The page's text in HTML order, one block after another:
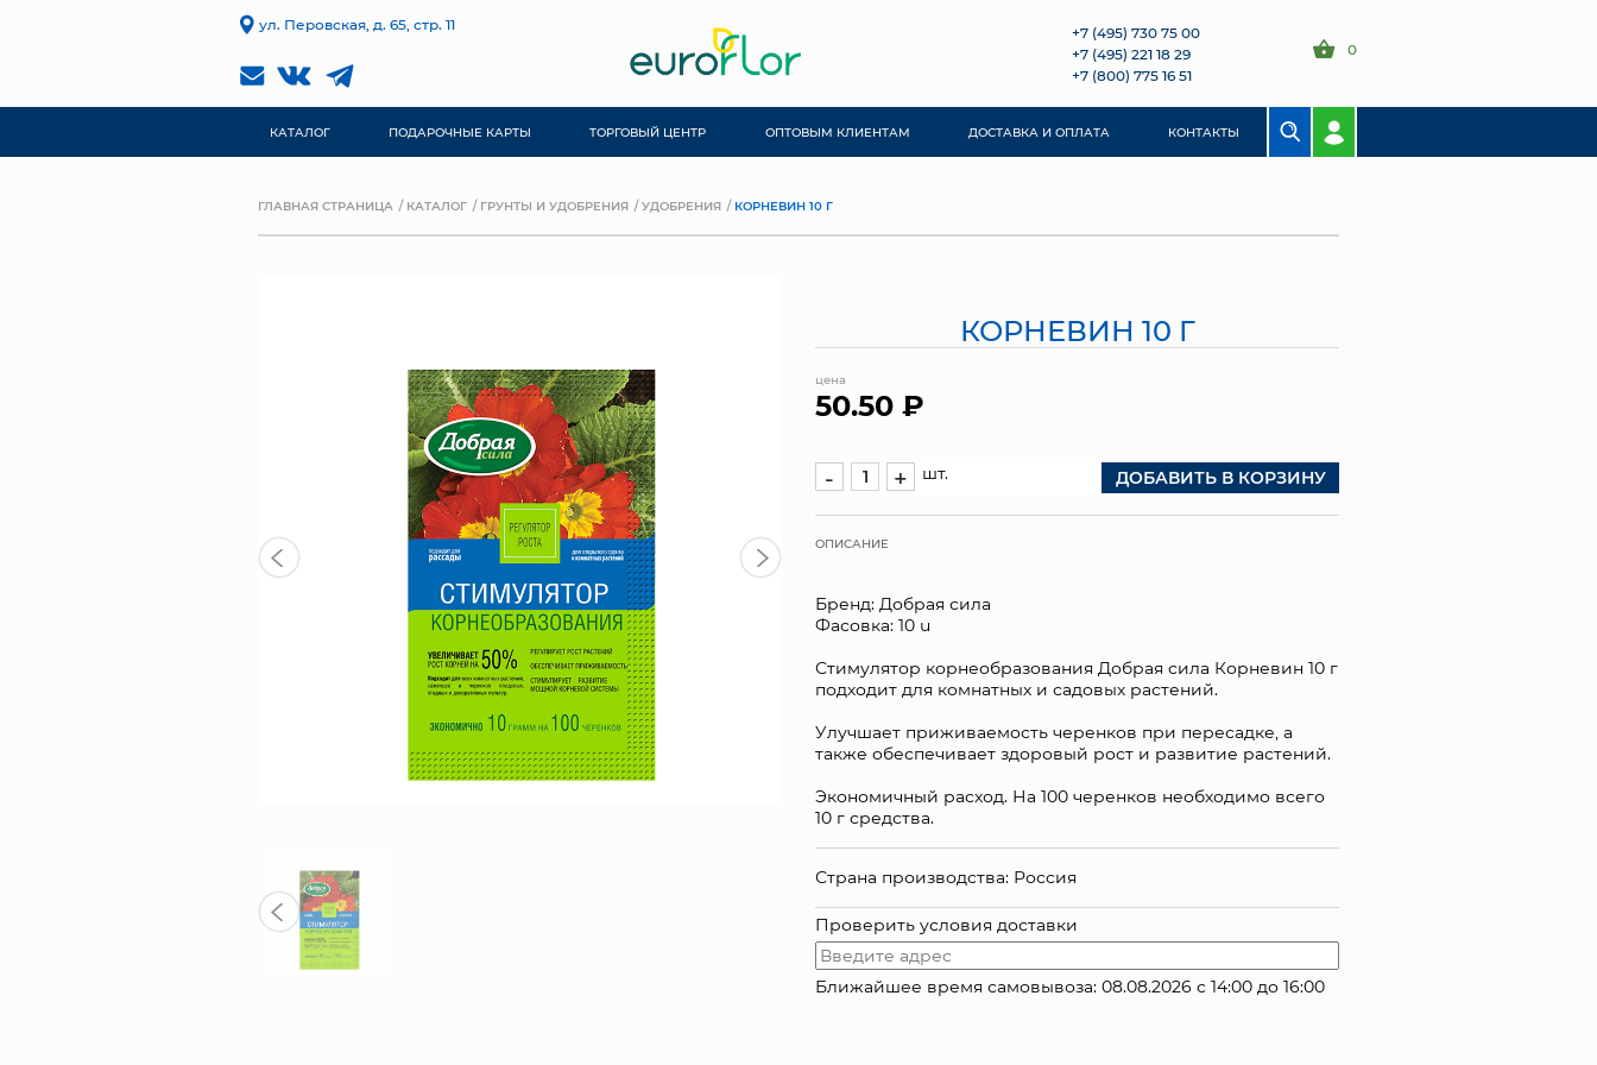
ул. Перовская, д. 65, стр. 11
+7 (495) 730 75 00
+7 (495) 221 18 29
+7 (800) 775 16 51
0
КАТАЛОГ ПОДАРОЧНЫЕ КАРТЫ ТОРГОВЫЙ ЦЕНТР ОПТОВЫМ КЛИЕНТАМ ДОСТАВКА И ОПЛАТА КОНТАКТЫ
ГЛАВНАЯ СТРАНИЦА КАТАЛОГ ГРУНТЫ И УДОБРЕНИЯ УДОБРЕНИЯ КОРНЕВИН 10 Г
КОРНЕВИН 10 Г
цена
50.50 ₽
- + шт. ДОБАВИТЬ В КОРЗИНУ
ОПИСАНИЕ
Бренд: Добрая сила
Фасовка: 10 u
Стимулятор корнеобразования Добрая сила Корневин 10 г
подходит для комнатных и садовых растений.
Улучшает приживаемость черенков при пересадке, а
также обеспечивает здоровый рост и развитие растений.
Экономичный расход. На 100 черенков необходимо всего
10 г средства.
Страна производства: Россия
Проверить условия доставки
Ближайшее время самовывоза: 08.08.2026 с 14:00 до 16:00